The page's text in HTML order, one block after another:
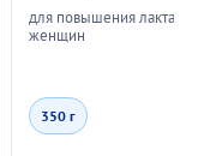
для повышения
женщин
350 г